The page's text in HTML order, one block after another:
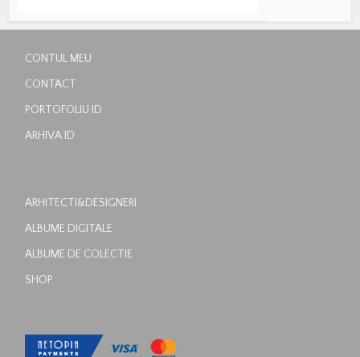
CONTUL MEU
CONTACT
PORTOFOLIU ID
ARHIVA ID
ARHITECTI&DESIGNERI
ALBUME DIGITALE
ALBUME DE COLECTIE
SHOP